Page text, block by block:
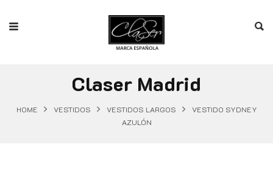
Claser Madrid
HOME VESTIDOS VESTIDOS LARGOS
VESTIDO SYDNEY
AZULÓN